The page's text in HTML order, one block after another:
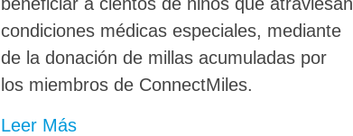
condiciones médicas especiales, mediante
de la donación de millas acumuladas por
los miembros de ConnectMiles.
Leer Más